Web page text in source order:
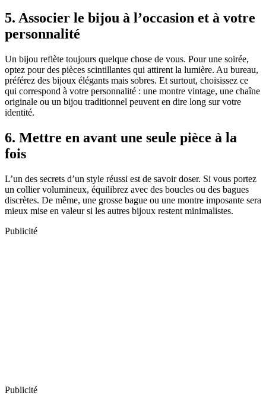
5. Associer le bijou à l’occasion et à votre
personnalité
Un bijou reflète toujours quelque chose de vous. Pour une soirée,
optez pour des pièces scintillantes qui attirent la lumière. Au bureau,
préférez des bijoux élégants mais sobres. Et surtout, choisissez ce
qui correspond à votre personnalité : une montre vintage, une chaîne
originale ou un bijou traditionnel peuvent en dire long sur votre
identité.
6. Mettre en avant une seule pièce à la
fois
L’un des secrets d’un style réussi est de savoir doser. Si vous portez
un collier volumineux, équilibrez avec des boucles ou des bagues
discrètes. De même, une grosse bague ou une montre imposante sera
mieux mise en valeur si les autres bijoux restent minimalistes.
Publicité
Publicité